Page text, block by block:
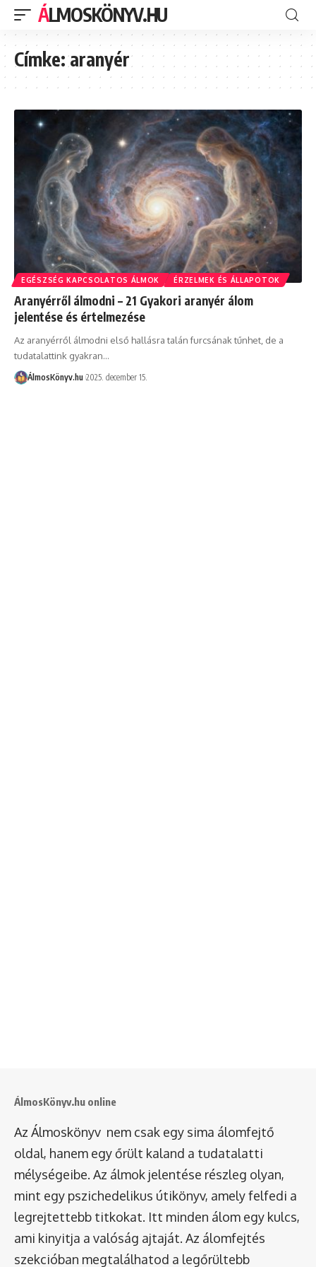
ÁLMOSKÖNYV.HU
Címke:aranyér
EGÉSZSÉG KAPCSOLATOS ÁLMOK ÉRZELMEK ÉS ÁLLAPOTOK
Aranyérről álmodni – 21 Gyakori aranyér álom
jelentése és értelmezése
Az aranyérről álmodni első hallásra talán furcsának tűnhet, de a
tudatalattink gyakran…
ÁlmosKönyv.hu 2025. december 15.
ÁlmosKönyv.hu online
Az Álmoskönyv nem csak egy sima álomfejtő
oldal, hanem egy őrült kaland a tudatalatti
mélységeibe. Az álmok jelentése részleg olyan,
mint egy pszichedelikus útikönyv, amely felfedi a
legrejtettebb titkokat. Itt minden álom egy kulcs,
ami kinyitja a valóság ajtaját. Az álomfejtés
szekcióban megtalálhatod a legőrültebb